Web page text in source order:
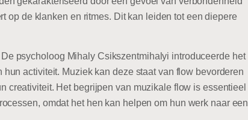
op de klanken en ritmes. Dit kan leiden tot een diepere
psycholoog Mihaly Csikszentmihalyi introduceerde het
activiteit. Muziek kan deze staat van flow bevorderen
creativiteit. Het begrijpen van muzikale flow is essentieel
omdat het hen kan helpen om hun werk naar een